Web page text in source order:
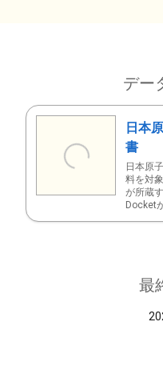
デー
日本
書
日本原
料を対
が所蔵す
Docket
最